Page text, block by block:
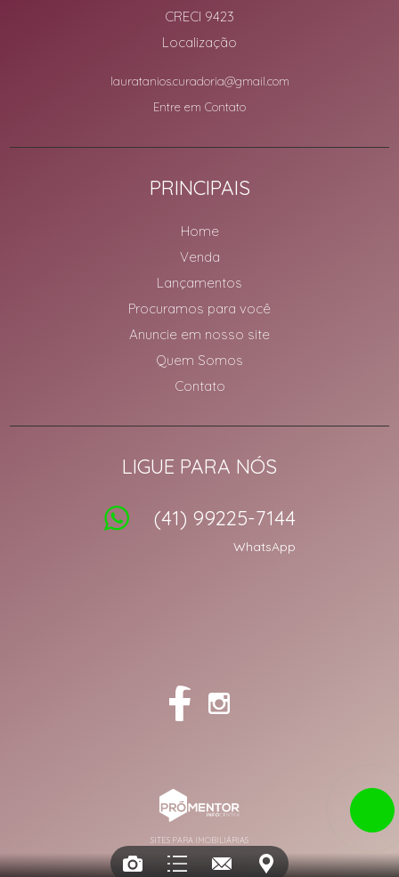
CRECI 9423
Localização
lauratanios.curadoria@gmail.com
Entre em Contato
PRINCIPAIS
Home
Venda
Lançamentos
Procuramos para você
Anuncie em nosso site
Quem Somos
Contato
LIGUE PARA NÓS
(41) 99225-7144
WhatsApp
SITES PARA IMOBILIÁRIAS